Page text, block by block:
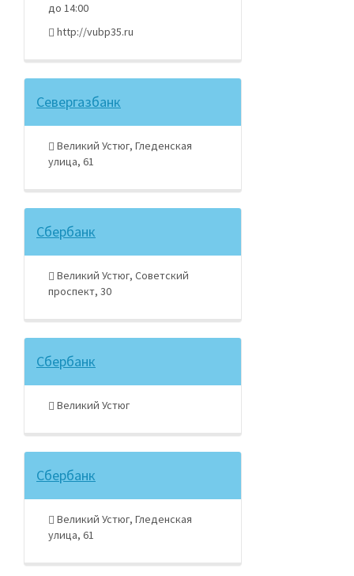
до 14:00
http://vubp35.ru
Севергазбанк
Великий Устюг, Гледенская
улица, 61
Сбербанк
Великий Устюг, Советский
проспект, 30
Сбербанк
Великий Устюг
Сбербанк
Великий Устюг, Гледенская
улица, 61